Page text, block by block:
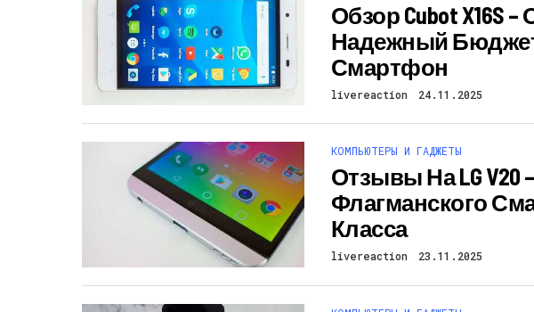
Обзор Cubot X16S
Надежный
Смартфон
livereaction 24.11.2025
КОМПЬЮТЕРЫ И ГАДЖЕТЫ
Отзывы На LG V20
Флагманского
Класса
livereaction 23.11.2025